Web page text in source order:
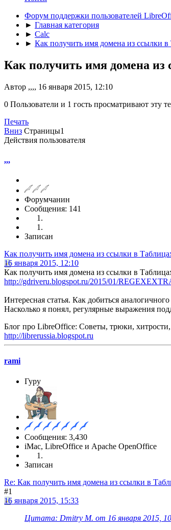
Форум поддержки пользователей
► Главная категория
► Calc
► Как получить имя домена из ссылки в
Как получить имя домена из
Автор ,,,, 16 января 2015, 12:10
0 Пользователи и 1 гость просматривают эту
Печать
Вниз Страницы1
Действия пользователя
,,,
Форумчанин
Сообщения: 141
Записан
Как получить имя домена из ссылки в
16 января 2015, 12:10
Как получить имя домена из ссылки в
http://gdriveru.blogspot.ru/2015/01/
Интересная статья. Как добиться
Насколько я понял, регулярные выражения
Блог про LibreOffice: Советы, трюки,
http://librerussia.blogspot.ru
rami
Гуру
Сообщения: 3,430
iMac, LibreOffice и Apache OpenOffice
Записан
Re: Как получить имя домена из ссылки в
#1
16 января 2015, 15:33
Цитата: Dmitry M. от 16 января 2015,